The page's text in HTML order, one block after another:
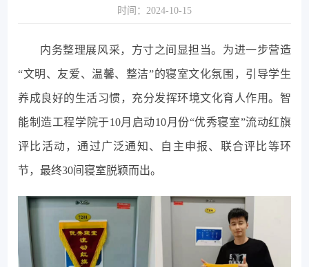
时间：2024-10-15
内务整理展风采，方寸之间显担当。为进一步营造
“文明、友爱、温馨、整洁”的寝室文化氛围，引导学生
养成良好的生活习惯，充分发挥环境文化育人作用。智
能制造工程学院于10月启动10月份“优秀寝室”流动红旗
评比活动，通过广泛通知、自主申报、联合评比等环
节，最终30间寝室脱颖而出。